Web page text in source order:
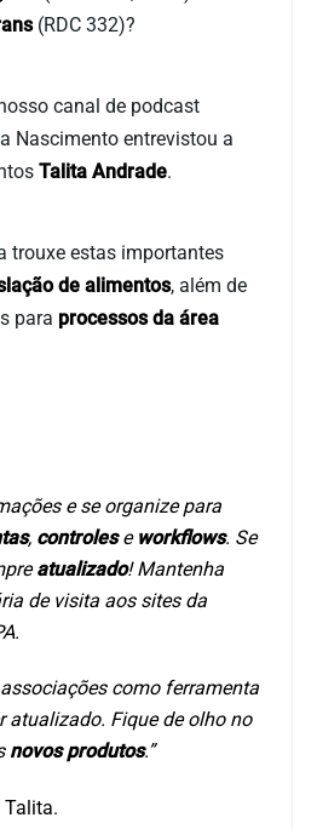
(RDC 332)?
canal de podcast
Nascimento entrevistou a
Talita Andrade.
trouxe estas importantes
de alimentos, além de
para processos da área
e se organize para
, controlese workflows. Se
atualizado! Mantenha
de visita aos sites da
como ferramenta
atualizado. Fique de olho no
novos produtos.”
Talita.